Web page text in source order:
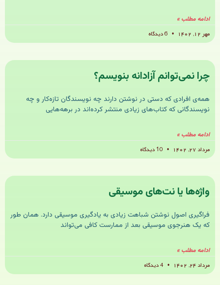
ادامه مطلب »
مهر ۱۲, ۱۴۰۲
چرا نمی‌توانم آزادانه بنویسم؟
همه‌ی افرادی که دستی در نوشتن دارند چه نویسندگان تازه‌کار و چه
نویسندگانی که کتاب‌های زیادی منتشر کرده‌اند در برهه‌هایی
ادامه مطلب »
مرداد ۲۷, ۱۴۰۲
واژه‌ها یا نت‌های موسیقی
فراگیری اصول نوشتن شباهت زیادی به یادگیری موسیقی دارد. همان طور
که یک هنرجوی موسیقی بعد از ممارست کافی می‌تواند
ادامه مطلب »
مرداد ۲۴, ۱۴۰۲